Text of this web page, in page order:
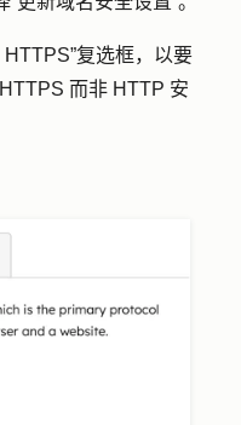
HTTPS”复选框，以要
而非 HTTP 安